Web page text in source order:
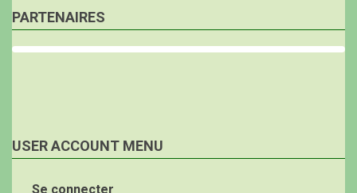
PARTENAIRES
USER ACCOUNT MENU
Se connecter